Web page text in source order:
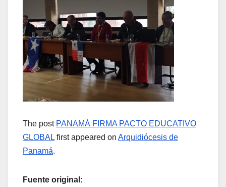
The post PANAMÁ FIRMA PACTO EDUCATIVO
GLOBAL first appeared on Arquidiócesis de
Panamá.
Fuente original: